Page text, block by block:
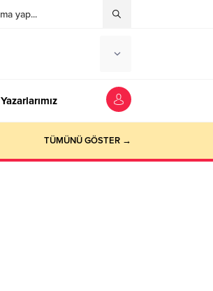
Yazarlarımız
TÜMÜNÜ GÖSTER →